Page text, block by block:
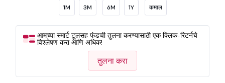
1M 3M 6M 1Y कमाल
आमच्या स्मार्ट टूलसह फंडची तुलना करण्यासाठी एक क्लिक-रिटर्नचे
विश्लेषण करा आणि अधिक!
तुलना करा